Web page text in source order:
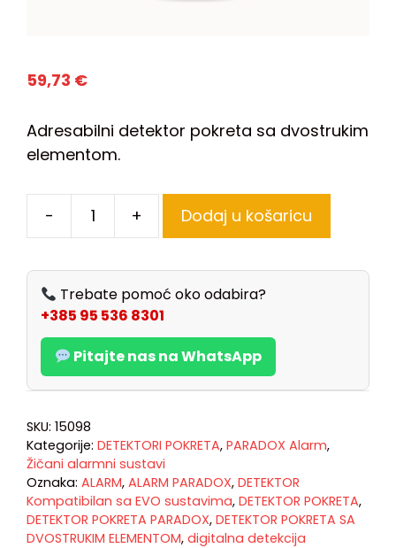
59,73 €
Adresabilni detektor pokreta sa dvostrukim
elementom.
- + Dodaj u košaricu
Trebate pomoć oko odabira?
+385 95 536 8301
Pitajte nas na WhatsApp
SKU: 15098
Kategorije: DETEKTORI POKRETA, PARADOX Alarm,
Žičani alarmni sustavi
Oznaka: ALARM, ALARM PARADOX, DETEKTOR
Kompatibilan sa EVO sustavima, DETEKTOR POKRETA,
DETEKTOR POKRETA PARADOX, DETEKTOR POKRETA SA
DVOSTRUKIM ELEMENTOM, digitalna detekcija